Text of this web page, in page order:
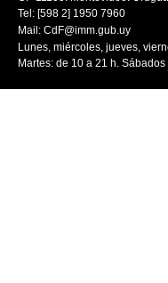
Tel: [598 2] 1950 7960
Mail: CdF@imm.gub.uy
Lunes, miércoles, jueves,
Martes: de 10 a 21 h.